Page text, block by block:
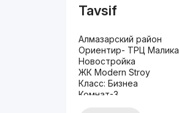
Tavsif
Алмазарский район
Ориентир- ТРЦ Малика
Новостройка
ЖК Modern Stroy
Класс: Бизнеа
Комнат-3